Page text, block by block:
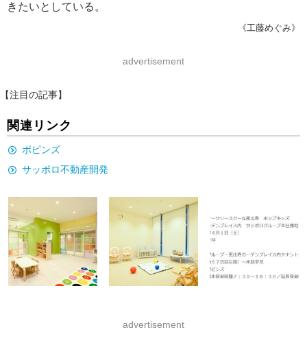
きたいとしている。
《工藤めぐみ》
advertisement
【注目の記事】
関連リンク
ポピンズ
サッポロ不動産開発
advertisement